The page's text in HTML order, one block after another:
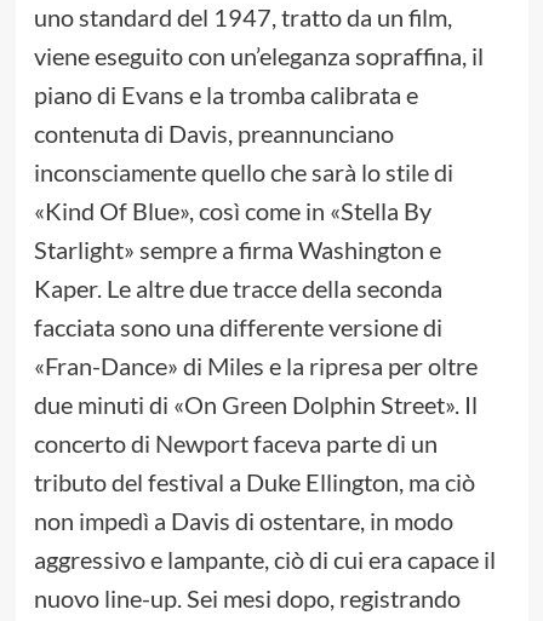
uno standard del 1947, tratto da un film,
viene eseguito con un’eleganza sopraffina, il
piano di Evans e la tromba calibrata e
contenuta di Davis, preannunciano
inconsciamente quello che sarà lo stile di
«Kind Of Blue», così come in «Stella By
Starlight» sempre a firma Washington e
Kaper. Le altre due tracce della seconda
facciata sono una differente versione di
«Fran-Dance» di Miles e la ripresa per oltre
due minuti di «On Green Dolphin Street». Il
concerto di Newport faceva parte di un
tributo del festival a Duke Ellington, ma ciò
non impedì a Davis di ostentare, in modo
aggressivo e lampante, ciò di cui era capace il
nuovo line-up. Sei mesi dopo, registrando